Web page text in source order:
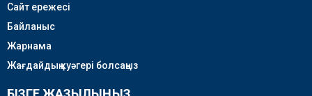
Сайт ережесі
Байланыс
Жарнама
Жағдайдың куәгері болсаңыз